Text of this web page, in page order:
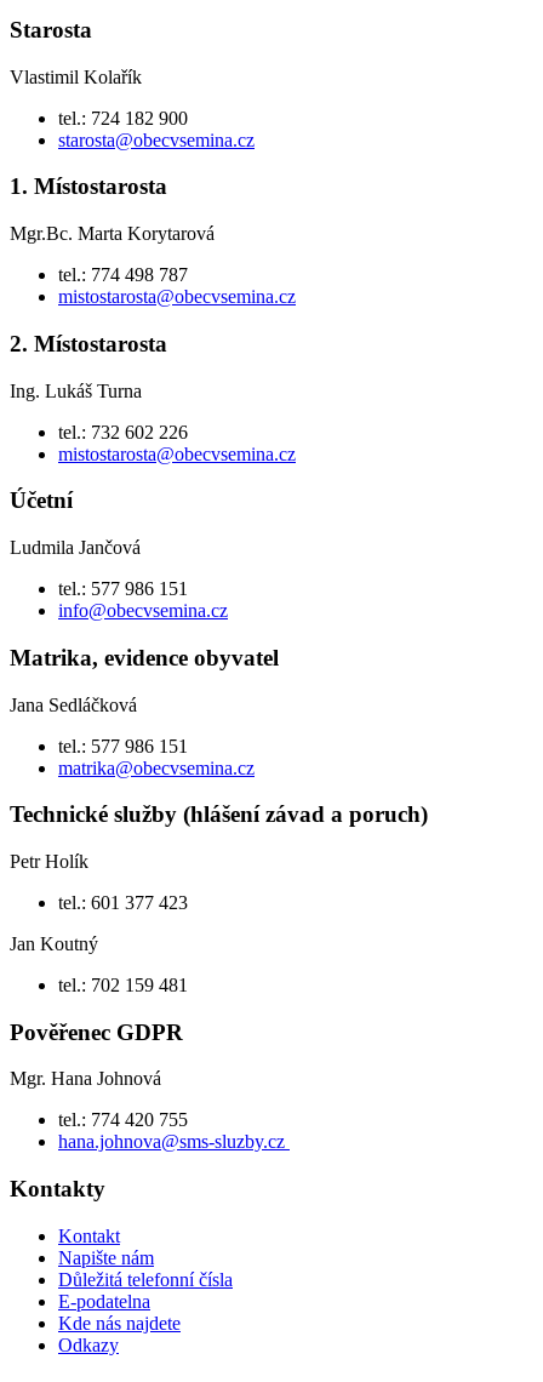
Starosta
Vlastimil Kolařík
tel.: 724 182 900
starosta@obecvsemina.cz
1. Místostarosta
Mgr.Bc. Marta Korytarová
tel.: 774 498 787
mistostarosta@obecvsemina.cz
2. Místostarosta
Ing. Lukáš Turna
tel.: 732 602 226
mistostarosta@obecvsemina.cz
Účetní
Ludmila Jančová
tel.: 577 986 151
info@obecvsemina.cz
Matrika, evidence obyvatel
Jana Sedláčková
tel.: 577 986 151
matrika@obecvsemina.cz
Technické služby (hlášení závad a poruch)
Petr Holík
tel.: 601 377 423
Jan Koutný
tel.: 702 159 481
Pověřenec GDPR
Mgr. Hana Johnová
tel.: 774 420 755
hana.johnova@sms-sluzby.cz
Kontakty
Kontakt
Napište nám
Důležitá telefonní čísla
E-podatelna
Kde nás najdete
Odkazy